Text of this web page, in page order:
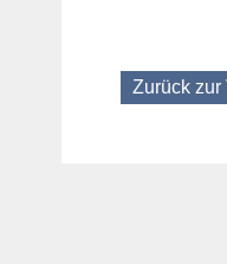
Zurück zur